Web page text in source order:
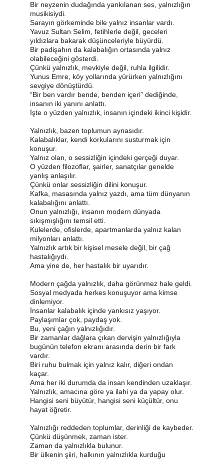
Bir neyzenin dudağında yankılanan ses, yalnızlığın
musikisiydi.
Sarayın görkeminde bile yalnız insanlar vardı.
Yavuz Sultan Selim, fetihlerle değil, geceleri
yıldızlara bakarak düşünceleriyle büyürdü.
Bir padişahın da kalabalığın ortasında yalnız
olabileceğini gösterdi.
Çünkü yalnızlık, mevkiyle değil, ruhla ilgilidir.
Yunus Emre, köy yollarında yürürken yalnızlığını
sevgiye dönüştürdü.
“Bir ben vardır bende, benden içeri” dediğinde,
insanın iki yanını anlattı.
İşte o yüzden yalnızlık, insanın içindeki ikinci kişidir.
Yalnızlık, bazen toplumun aynasıdır.
Kalabalıklar, kendi korkularını susturmak için
konuşur.
Yalnız olan, o sessizliğin içindeki gerçeği duyar.
O yüzden filozoflar, şairler, sanatçılar genelde
yanlış anlaşılır.
Çünkü onlar sessizliğin dilini konuşur.
Kafka, masasında yalnız yazdı, ama tüm dünyanın
kalabalığını anlattı.
Onun yalnızlığı, insanın modern dünyada
sıkışmışlığını temsil etti.
Kulelerde, ofislerde, apartmanlarda yalnız kalan
milyonları anlattı.
Yalnızlık artık bir kişisel mesele değil, bir çağ
hastalığıydı.
Ama yine de, her hastalık bir uyarıdır.
Modern çağda yalnızlık, daha görünmez hale geldi.
Sosyal medyada herkes konuşuyor ama kimse
dinlemiyor.
İnsanlar kalabalık içinde yankısız yaşıyor.
Paylaşımlar çok, paydaş yok.
Bu, yeni çağın yalnızlığıdır.
Bir zamanlar dağlara çıkan dervişin yalnızlığıyla
bugünün telefon ekranı arasında derin bir fark
vardır.
Biri ruhu bulmak için yalnız kalır, diğeri ondan
kaçar.
Ama her iki durumda da insan kendinden uzaklaşır.
Yalnızlık, amacına göre ya ilahi ya da yapay olur.
Hangisi seni büyütür, hangisi seni küçültür, onu
hayat öğretir.
Yalnızlığı reddeden toplumlar, derinliği de kaybeder.
Çünkü düşünmek, zaman ister.
Zaman da yalnızlıkla bulunur.
Bir ülkenin şiiri, halkının yalnızlıkla kurduğu